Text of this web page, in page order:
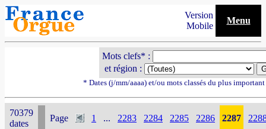
Version
Mobile
Menu
Mots clefs* :
et région :
* Dates (j/mm/aaaa) et/ou mots classés du plus
70379
dates
Page 1 ... 2283 2284 2285 2286 2287